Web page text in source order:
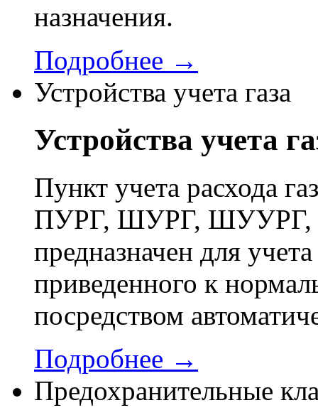
назначения.
Подробнее →
Устройства учета газа
Устройства учета
Пункт учета
ПУРГ, ШУРГ, ШУУРГ,
предназначен для
приведенного к
посредством
Подробнее →
Предохранительные